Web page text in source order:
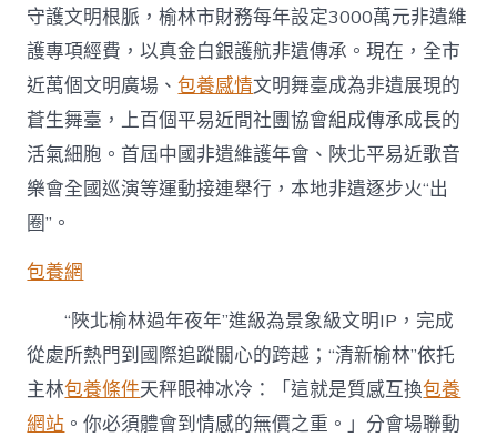
守護文明根脈，榆林市財務每年設定3000萬元非遺維
護專項經費，以真金白銀護航非遺傳承。現在，全市
近萬個文明廣場、包養感情文明舞臺成為非遺展現的
蒼生舞臺，上百個平易近間社團協會組成傳承成長的
活氣細胞。首屆中國非遺維護年會、陜北平易近歌音
樂會全國巡演等運動接連舉行，本地非遺逐步火“出
圈”。
包養網
“陜北榆林過年夜年”進級為景象級文明IP，完成
從處所熱門到國際追蹤關心的跨越；“清新榆林”依托
主林包養條件天秤眼神冰冷：「這就是質感互換包養
網站 。你必須體會到情感的無價之重。」分會場聯動